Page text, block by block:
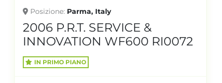
Posizione Parma, Italy
2006 P.R.T. SERVICE &
INNOVATION WF600 RI0072
IN PRIMO PIANO